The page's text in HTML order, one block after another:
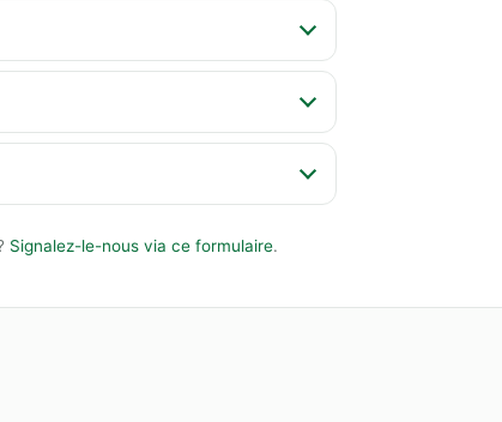
Signalez-le-nous via ce formulaire.